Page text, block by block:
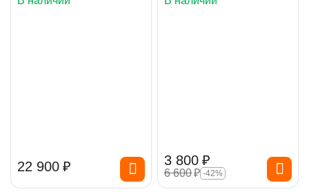
22 900 ₽ 3 800 ₽
6 600₽ -42%